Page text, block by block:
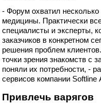
- Форум охватил
медицины. Практически
специалисты и эксперты,
заказчиков в конкретном
решения проблем
точки зрения знакомств с
поняли их потребности, -
сервисов компании
Привлечь варягов